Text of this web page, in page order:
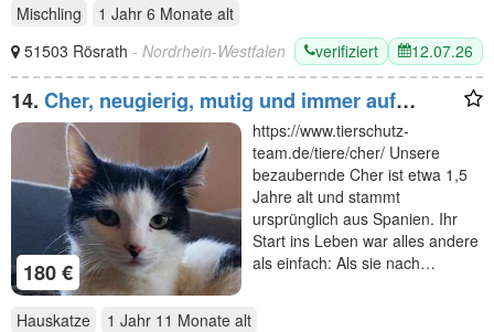
Mischling 1 Jahr 6 Monate alt
51503 Rösrath - Nordrhein-Westfalen verifiziert 12.07.26
14. Cher, neugierig, mutig und immer auf
Entdeckungstour - Spitzname "Wilde Hilde" :-)
180 €
https://www.tierschutz-
team.de/tiere/cher/ Unsere
bezaubernde Cher ist etwa 1,5
Jahre alt und stammt
ursprünglich aus Spanien. Ihr
Start ins Leben war alles andere
als einfach: Als sie nach…
Hauskatze 1 Jahr 11 Monate alt